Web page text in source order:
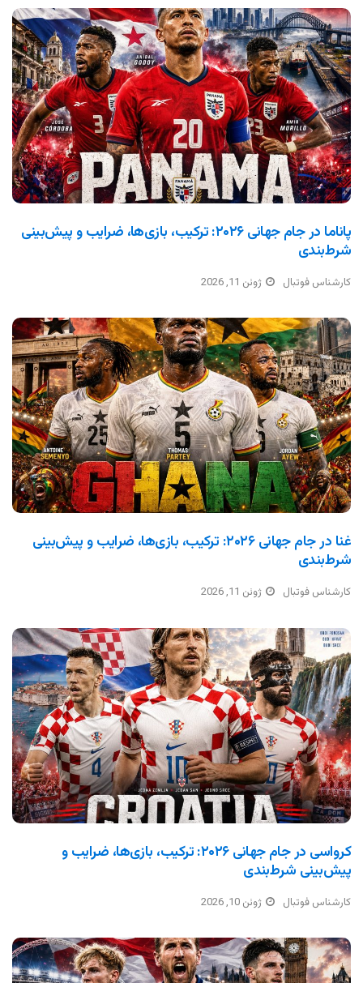
پاناما در جام جهانی ۲۰۲۶: ترکیب، بازی‌ها، ضرایب و پیش‌بینی
شرط‌بندی
کارشناس فوتبال ژوئن 11, 2026
غنا در جام جهانی ۲۰۲۶: ترکیب، بازی‌ها، ضرایب و پیش‌بینی
شرط‌بندی
کارشناس فوتبال ژوئن 11, 2026
کرواسی در جام جهانی ۲۰۲۶: ترکیب، بازی‌ها، ضرایب و
پیش‌بینی شرط‌بندی
کارشناس فوتبال ژوئن 10, 2026